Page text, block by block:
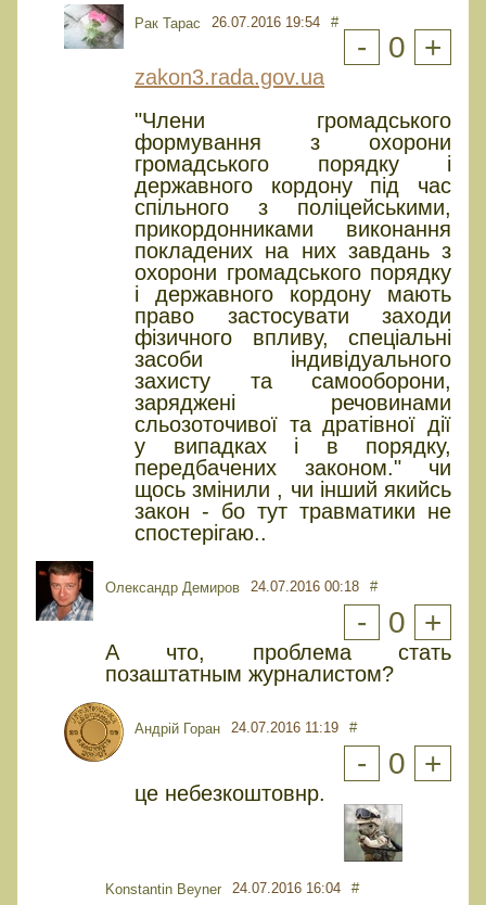
Рак Тарас 26.07.2016 19:54 #
- 0 +
zakon3.rada.gov.ua
"Члени громадського
формування з охорони
громадського порядку і
державного кордону під час
спільного з поліцейськими,
прикордонниками виконання
покладених на них завдань з
охорони громадського порядку
і державного кордону мають
право застосувати заходи
фізичного впливу, спеціальні
засоби індивідуального
захисту та самооборони,
заряджені речовинами
сльозоточивої та дратівної дії
у випадках і в порядку,
передбачених законом." чи
щось змінили , чи інший якийсь
закон - бо тут травматики не
спостерігаю..
Олександр Демиров 24.07.2016 00:18 #
- 0 +
А что, проблема стать
позаштатным журналистом?
Андрій Горан 24.07.2016 11:19 #
- 0 +
це небезкоштовнр.
Konstantin Beyner 24.07.2016 16:04 #